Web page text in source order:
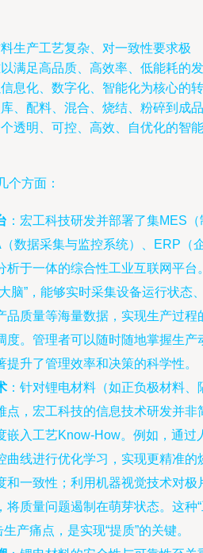
生产工艺复杂、对一致性要求极
满足高品质、高效率、低能耗的发
息化、数字化、智能化为核心的转
、配料、混合、烧结、粉碎到成品
透明、可控、高效、自优化的智能
个方面：
：宏工科技研发并部署了集MES（
数据采集与监控系统）、ERP（
析于一体的综合性工业互联网平台
脑”，能够实时采集设备运行状态
品质量等海量数据，实现生产过程
度。管理者可以随时随地掌握生产
升了管理效率和决策的科学性。
：针对锂电材料（如正负极材料、
点，宏工科技的信息技术研发并非
嵌入工艺Know-How。例如，通过
曲线进行优化学习，实现更精准的
和一致性；利用机器视觉技术对极
将质量问题遏制在萌芽状态。这种
产痛点，是实现“提质”的关键。